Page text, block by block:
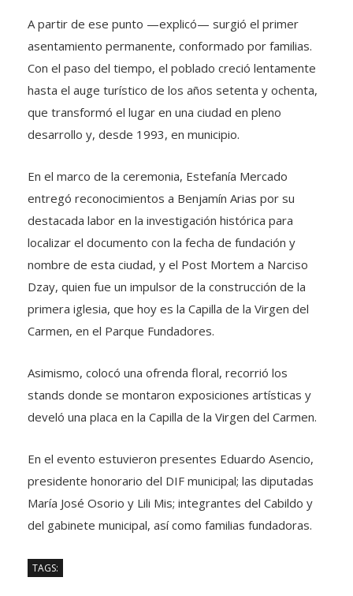
A partir de ese punto —explicó— surgió el primer
asentamiento permanente, conformado por familias.
Con el paso del tiempo, el poblado creció lentamente
hasta el auge turístico de los años setenta y ochenta,
que transformó el lugar en una ciudad en pleno
desarrollo y, desde 1993, en municipio.
En el marco de la ceremonia, Estefanía Mercado
entregó reconocimientos a Benjamín Arias por su
destacada labor en la investigación histórica para
localizar el documento con la fecha de fundación y
nombre de esta ciudad, y el Post Mortem a Narciso
Dzay, quien fue un impulsor de la construcción de la
primera iglesia, que hoy es la Capilla de la Virgen del
Carmen, en el Parque Fundadores.
Asimismo, colocó una ofrenda floral, recorrió los
stands donde se montaron exposiciones artísticas y
develó una placa en la Capilla de la Virgen del Carmen.
En el evento estuvieron presentes Eduardo Asencio,
presidente honorario del DIF municipal; las diputadas
María José Osorio y Lili Mis; integrantes del Cabildo y
del gabinete municipal, así como familias fundadoras.
TAGS: